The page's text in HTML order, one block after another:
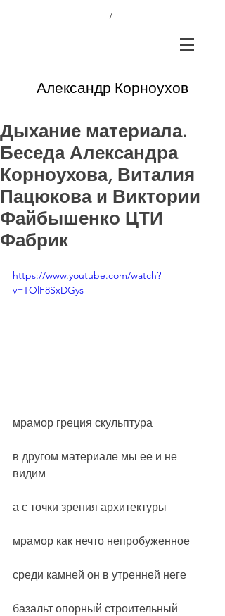
/
Александр Корноухов
Дыхание материала.
Беседа Александра
Корноухова, Виталия
Пацюкова и Виктории
Файбышенко ЦТИ
Фабрик
https://www.youtube.com/watch?
v=TOlF8SxDGys
мрамор греция скульптура
в другом материале мы ее и не
видим
а с точки зрения архитектуры
мрамор как нечто непробуженное
среди камней он в утренней неге
базальт опорный строительный